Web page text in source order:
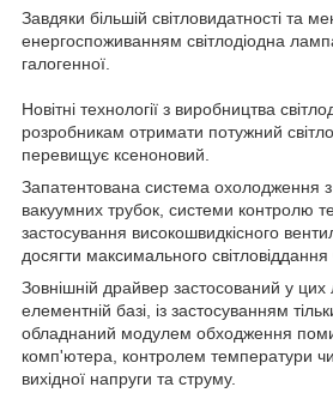
Завдяки більшій світловидатності та
енергоспоживанням світлодіодна
галогенної.
Новітні технології з виробництва
розробникам отримати потужний
перевищує ксеноновий.
Запатентована система охолодження
вакуумних трубок, системи контролю
застосування високошвидкісного
досягти максимального світловіддання
Зовнішній драйвер застосований у цих
елементній базі, із застосуванням
обладнаний модулем обходження
комп'ютера, контролем температури
вихідної напруги та струму.